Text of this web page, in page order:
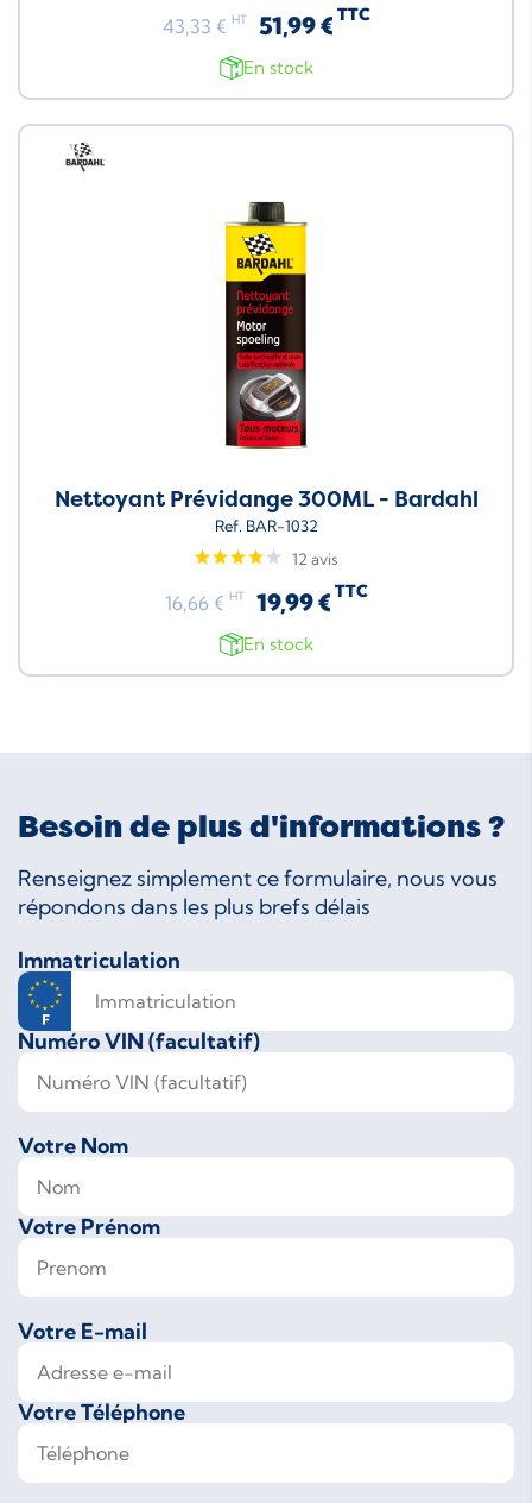
43,33 € HT 51,99 € TTC
En stock
Neuf
Nettoyant Prévidange 300ML - Bardahl
Ref. BAR-1032
12 avis
16,66 € HT 19,99 € TTC
En stock
Besoin de plus d'informations ?
Renseignez simplement ce formulaire, nous vous
répondons dans les plus brefs délais
Immatriculation
Numéro VIN (facultatif)
Votre Nom
Votre Prénom
Votre E-mail
Votre Téléphone